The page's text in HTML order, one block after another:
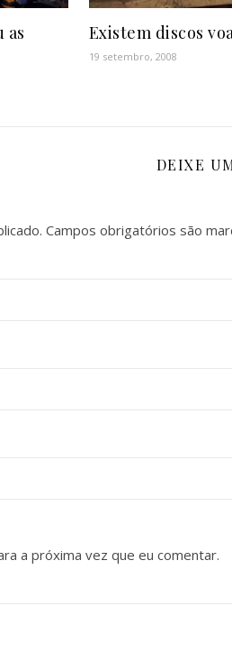
as
Existem discos
19 setembro, 2008
DEIXE
Campos obrigatórios são
a próxima vez que eu comentar.